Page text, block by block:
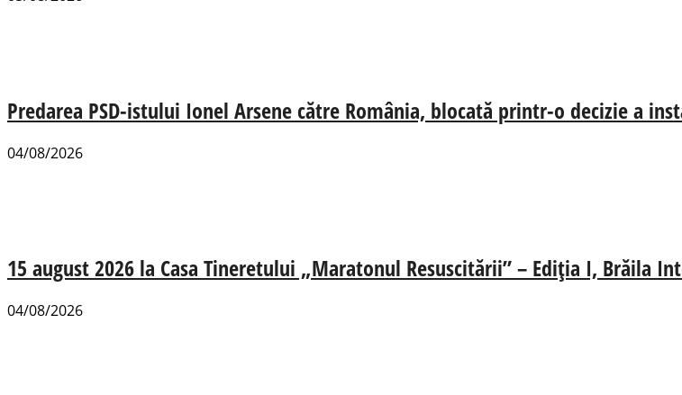
Predarea PSD-istului Ionel Arsene către România, blocată printr-o decizie a
04/08/2026
15 august 2026 la Casa Tineretului „Maratonul Resuscitării” – Ediția I, Brăila
04/08/2026